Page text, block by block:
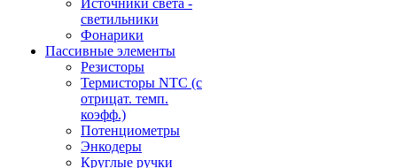
Источники света -
светильники
Фонарики
Пассивные элементы
Резисторы
Термисторы NTC (с
отрицат. темп.
коэфф.)
Потенциометры
Энкодеры
Круглые ручки